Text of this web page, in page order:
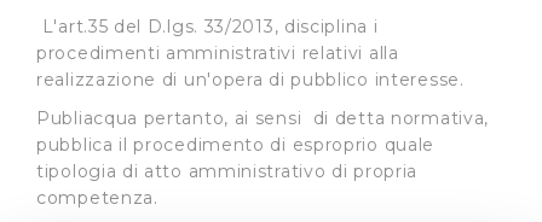
L'art.35 del D.lgs. 33/2013, disciplina i
procedimenti amministrativi relativi alla
realizzazione di un'opera di pubblico interesse.
Publiacqua pertanto, ai sensi di detta normativa,
pubblica il procedimento di esproprio quale
tipologia di atto amministrativo di propria
competenza.